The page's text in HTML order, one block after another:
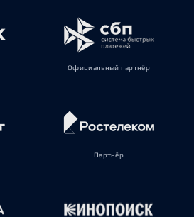
Официальный партнёр
Партнёр